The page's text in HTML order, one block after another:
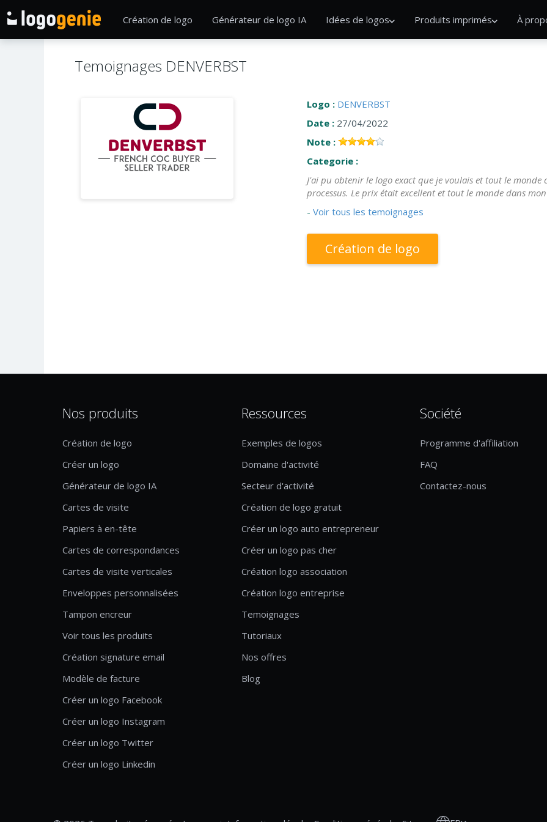
Création de logo Générateur de logo IA Idées de logos Produits imprimés À
Temoignages DENVERBST
Logo : DENVERBST
Date : 27/04/2022
Note :
Categorie :
J'ai pu obtenir le logo exact que je voulais et tout le
processus. Le prix était excellent et tout le monde dans
- Voir tous les temoignages
Création de logo
Nos produits
Création de logo
Créer un logo
Générateur de logo IA
Cartes de visite
Papiers à en-tête
Cartes de correspondances
Cartes de visite verticales
Enveloppes personnalisées
Tampon encreur
Voir tous les produits
Création signature email
Modèle de facture
Créer un logo Facebook
Créer un logo Instagram
Créer un logo Twitter
Créer un logo Linkedin
Ressources
Exemples de logos
Domaine d'activité
Secteur d'activité
Création de logo gratuit
Créer un logo auto entrepreneur
Créer un logo pas cher
Création logo association
Création logo entreprise
Temoignages
Tutoriaux
Nos offres
Blog
Société
Programme d'affiliation
FAQ
Contactez-nous